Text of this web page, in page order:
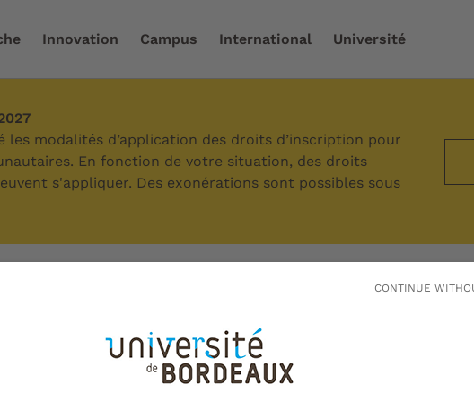
CONTINUE
Innovation Campus International Université
les modalités d’application des droits d’inscription pour
En fonction de votre situation, des droits
s'appliquer. Des exonérations sont possibles sous
presse
presse écrite, radio, TV